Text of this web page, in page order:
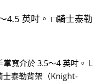
4.5 英吋。 □騎士泰勒
寬介於 3.5～4 英吋。 L
士泰勒背架（Knight-